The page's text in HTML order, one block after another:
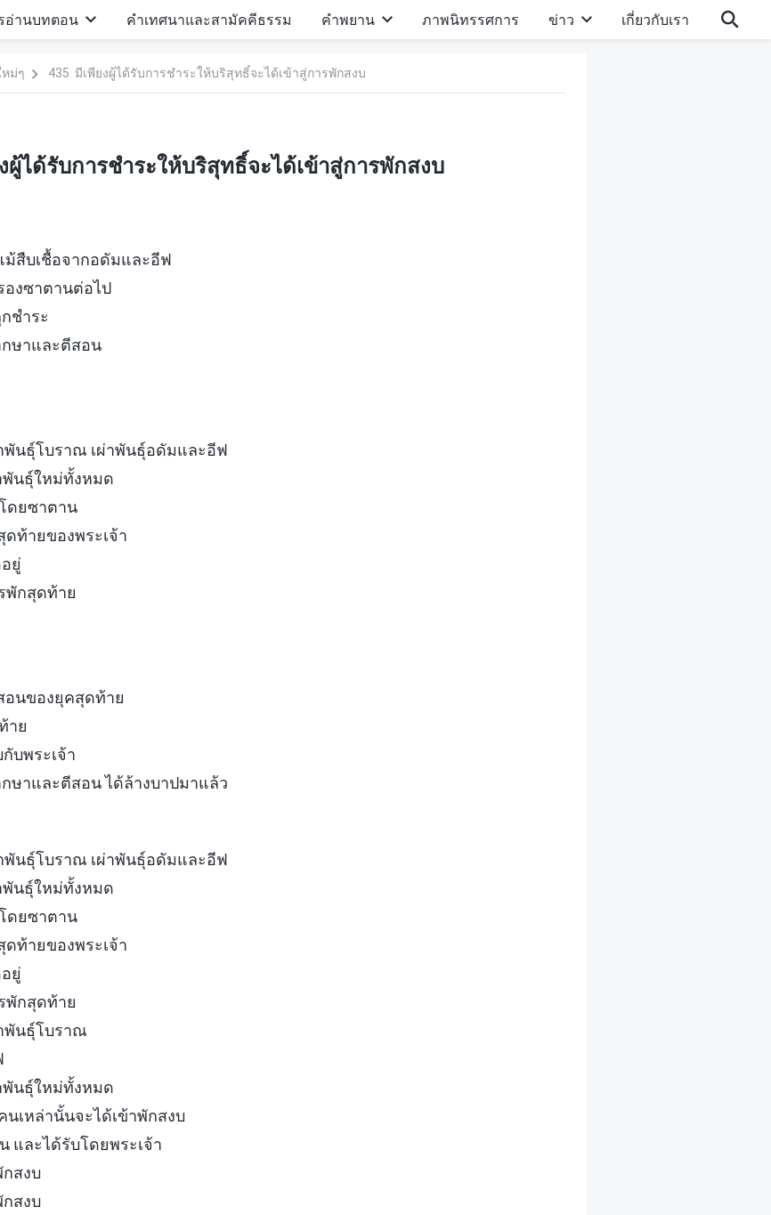
อ่านบทตอน คำเทศนาและสามัคคีธรรม คำพยาน ภาพนิทรรศการ ข่าว เกี่ยวกับเรา
ม่ๆ 435 มีเพียงผู้ได้รับการชำระให้บริสุทธิ์จะได้เข้าสู่การพักสงบ
ผู้ได้รับการชำระให้บริสุทธิ์จะได้เข้าสู่การพักสงบ
สืบเชื้อจากอดัมและอีฟ
งซาตานต่อไป
ชำระ
ษาและตีสอน
พันธุ์โบราณ เผ่าพันธุ์อดัมและอีฟ
พันธุ์ใหม่ทั้งหมด
ดยซาตาน
ท้ายของพระเจ้า
ยู่
พักสุดท้าย
นของยุคสุดท้าย
าย
บพระเจ้า
าและตีสอน ได้ล้างบาปมาแล้ว
พันธุ์โบราณ เผ่าพันธุ์อดัมและอีฟ
พันธุ์ใหม่ทั้งหมด
ดยซาตาน
ท้ายของพระเจ้า
ยู่
พักสุดท้าย
พันธุ์โบราณ
พันธุ์ใหม่ทั้งหมด
เหล่านั้นจะได้เข้าพักสงบ
และได้รับโดยพระเจ้า
กสงบ
กสงบ